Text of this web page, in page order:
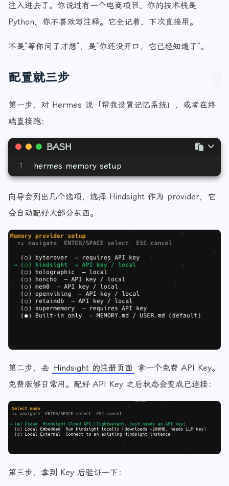
注入进去了。你说过有一个电商项目、你的技术栈是
Python、你不喜欢写注释。它全记着，下次直接用。
不是”等你问了才想”，是”你还没开口，它已经知道了”。
配置就三步
第一步，对 Hermes 说「帮我设置记忆系统」，或者在终
端直接跑：
BASH
1 hermes memory setup
向导会列出几个选项，选择 Hindsight 作为 provider，它
会自动配好大部分东西。
第二步，去 Hindsight 的注册页面 拿一个免费 API Key。
免费版够日常用。配好 API Key 之后状态会变成已连接：
第三步，拿到 Key 后验证一下：